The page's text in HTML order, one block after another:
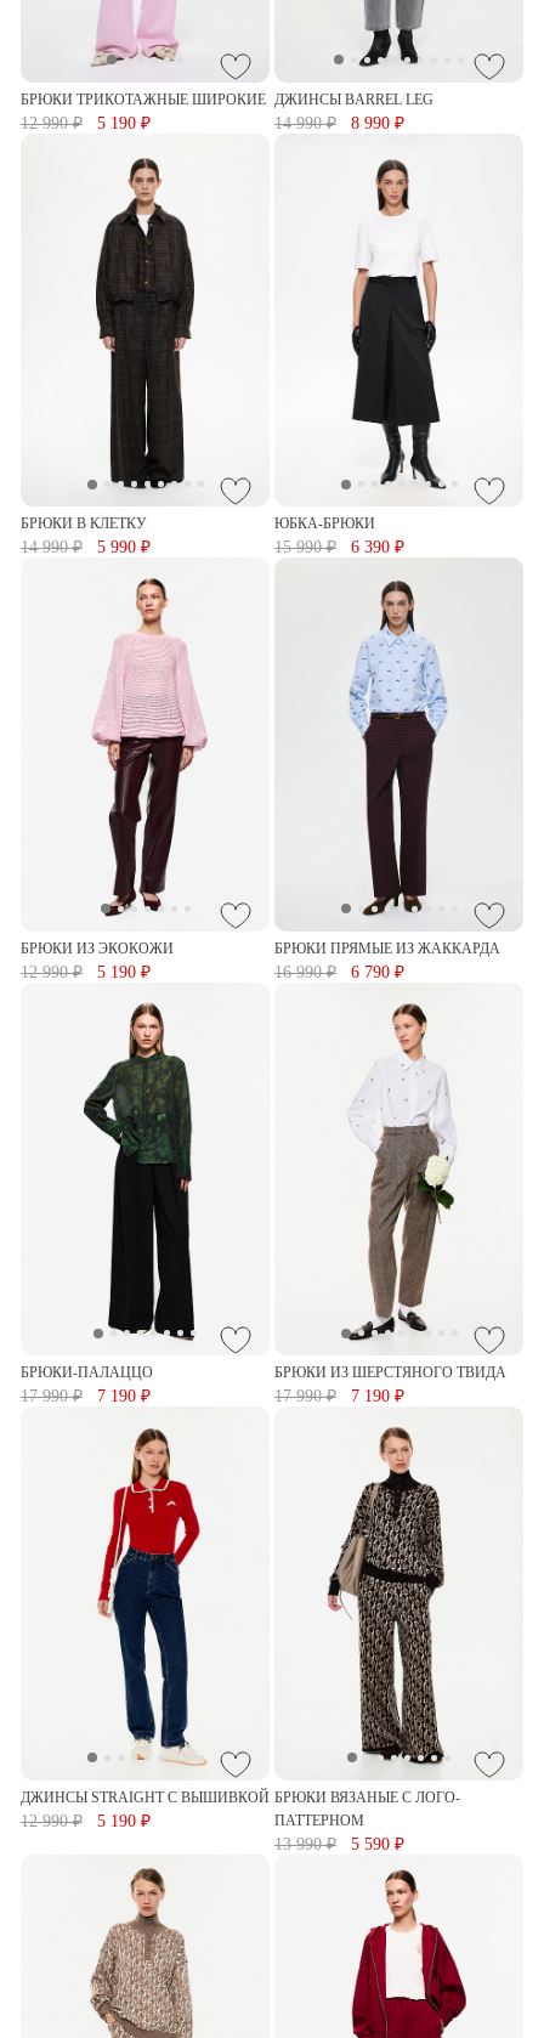
БРЮКИ ТРИКОТАЖНЫЕ ШИРОКИЕ
12 990 ₽ 5 190 ₽
ДЖИНСЫ BARREL LEG
14 990 ₽ 8 990 ₽
БРЮКИ В КЛЕТКУ
14 990 ₽ 5 990 ₽
ЮБКА-БРЮКИ
15 990 ₽ 6 390 ₽
БРЮКИ ИЗ ЭКОКОЖИ
12 990 ₽ 5 190 ₽
БРЮКИ ПРЯМЫЕ ИЗ ЖАККАРДА
16 990 ₽ 6 790 ₽
БРЮКИ-ПАЛАЦЦО
17 990 ₽ 7 190 ₽
БРЮКИ ИЗ ШЕРСТЯНОГО ТВИДА
17 990 ₽ 7 190 ₽
ДЖИНСЫ STRAIGHT С ВЫШИВКОЙ
12 990 ₽ 5 190 ₽
БРЮКИ ВЯЗАНЫЕ С ЛОГО-
ПАТТЕРНОМ
13 990 ₽ 5 590 ₽